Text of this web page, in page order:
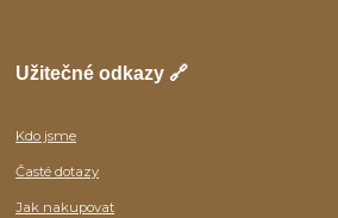
Užitečné odkazy 🔗
Kdo jsme
Časté dotazy
Jak nakupovat